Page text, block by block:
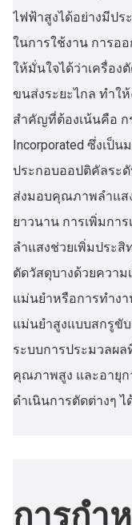
ไฟฟ้าสูงได้อย่างมีป
ในการใช้งาน การอ
ให้มั่นใจได้ว่าเครื่อง
ขนส่งระยะไกล ทำใ
สำคัญที่ต้องเน้นคือ ก
Incorporated ซึ่งเป็
ประกอบออปติคัลระดั
ส่งมอบคุณภาพลำแส
ยาวนาน การเพิ่มกา
ลำแสงช่วยเพิ่มประ
ตัดวัสดุบางด้วยความ
แม่นยำหรือการทำงา
แม่นยำสูงแบบสกรูขับ
ระบบการประมวลผ
คุณภาพสูง และอายุ
ดำเนินการตัดต่างๆ
การกำ